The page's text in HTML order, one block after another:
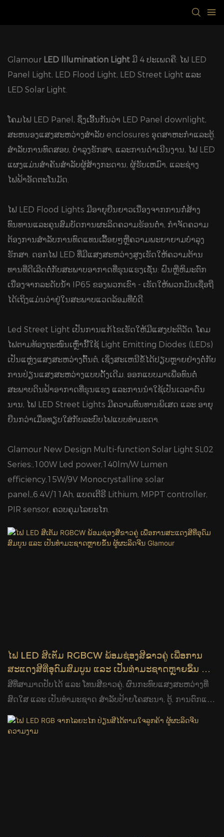
Glamour LED Illumination Light ມີ 4 ປະເພດຄື: ໄຟ LED
Panel Light, LED Flood Light, LED Street Light ແລະ
LED Solar Light.
ໂຄມໄຟ LED Panel, ຊຶ່ງເອີ້ນກັນວ່າ LED Panel downlight,
ສະຫນອງແສງສະຫວ່າງສໍາລັບ enclosures ອຸດສາຫະກໍາແລະຕູ້.
ສໍາລັບການທົດສອບ, ບໍາລຸງຮັກສາ, ແລະການດໍາເນີນງານ, ໄຟ LED
ແຜງແມ່ນສໍາຄັນສໍາລັບຜູ້ສ້າງກະດານ, ຜູ້ຮັບເຫມົາ, ແລະຊ່າງ
ໄຟຟ້າອັດຕະໂນມັດ.
ໄຟ LED Flood Lights ມີອາຍຸຍືນຍາວເນື່ອງຈາກການກໍ່ສ້າງ
ທົນທານແລະຄຸນສົມບັດການຜະລິດຄວາມຮ້ອນຕ່ໍາ, ກໍາຈັດຄວາມ
ຕ້ອງການສໍາລັບການທົດແທນເລື້ອຍໆຫຼືຄວາມພະຍາຍາມບໍາລຸງ
ຮັກສາ. ດອກໄຟ LED ທີ່ມີແສງສະຫວ່າງສູງເຮັດໃຫ້ຄວາມຕ້ານ
ທານທີ່ດີເລີດຕໍ່ກັບສະພາບອາກາດທີ່ຮຸນແຮງເຊັ່ນ: ຝົນຫຼືຫິມະຕົກ
ເນື່ອງຈາກລະດັບນ້ໍາ IP65 ຂອງພວກເຂົາ - ເຮັດໃຫ້ພວກມັນເຊື່ອຖື
ໄດ້ເຖິງແມ່ນວ່າຢູ່ໃນສະພາບແວດລ້ອມທີ່ບໍ່ດີ.
Led Street Light ເປັນການແກ້ໄຂເຮັດໃຫ້ມີແສງປະຕິວັດ. ໂຄມ
ໄຟຕາມທ້ອງຖະໜົນເຫຼົ່ານີ້ໃຊ້ Light Emitting Diodes (LEDs)
ເປັນແຫຼ່ງແສງສະຫວ່າງຕົ້ນຕໍ, ເຊິ່ງສະເຫນີຂໍ້ໄດ້ປຽບຫຼາຍຢ່າງຕໍ່ກັບ
ການປ່ຽນແສງສະຫວ່າງແບບດັ້ງເດີມ. ອອກແບບມາເພື່ອທົນຕໍ່
ສະພາບດິນຟ້າອາກາດທີ່ຮຸນແຮງ ແລະການນຳໃຊ້ເປັນເວລາດົນ
ນານ, ໄຟ LED Street Lights ມີຄວາມທົນທານພິເສດ ແລະ ອາຍຸ
ຍືນກວ່າເມື່ອທຽບໃສ່ກັບລະບົບໄຟແບບທຳມະດາ.
Glamour New Design Multi-function Solar Light SL02
Series:,100W Led power,140lm/W Lumen
efficiency,15W/9V Monocrystalline solar
panel,,6.4V/11Ah, ແບດເຕີຣີ Lithium, MPPT controller,
PIR sensor, ຄວບຄຸມໄລຍະໄກ.
ໄຟ LED ສີເຕັມ RGBCW ພ້ອມຊ່ອງສີຂາວຄູ່ ເພື່ອການ
ສະແດງສີທີ່ອຸດົມສົມບູນ ແລະ ເປັນທຳມະຊາດຫຼາຍຂຶ້ນ ຜູ້
ຜະລິດຈີນ Glamour
ສີທີ່ສາມາດປັບໄດ້ ແລະ ໂທນສີຂາວຄູ່, ຜົນກະທົບແສງສະຫວ່າງທີ່
ສົດໃສ ແລະ ເປັນທຳມະຊາດ ສຳລັບປ້າຍໂຄສະນາ, ຕູ້, ການຕົກແຕ່ງ
ພາຍໃນ ແລະ ໂຄງການແສງສະຫວ່າງທາງສະຖາປັດຕະຍະກຳ